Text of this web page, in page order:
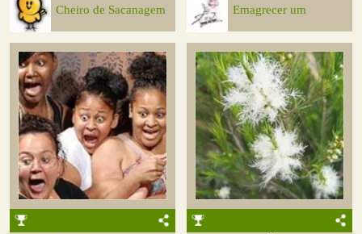
Cheiro de Sacanagem
Emagrecer um